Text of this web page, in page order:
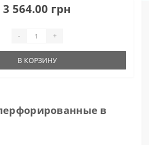
3 564.00 грн
- +
В КОРЗИНУ
в